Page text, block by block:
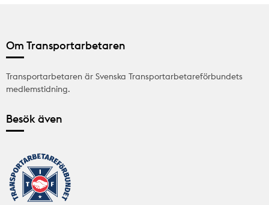
Om Transportarbetaren
Transportarbetaren är Svenska Transportarbetareförbundets
medlemstidning.
Besök även